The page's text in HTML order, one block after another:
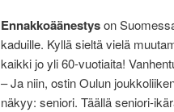
Ennakkoäänestyson
kaduille. Kyllä sieltä vielä
kaikki jo yli 60-vuotiaita!
– Ja niin, ostin Oulun
näkyy: seniori. Täällä seniori-